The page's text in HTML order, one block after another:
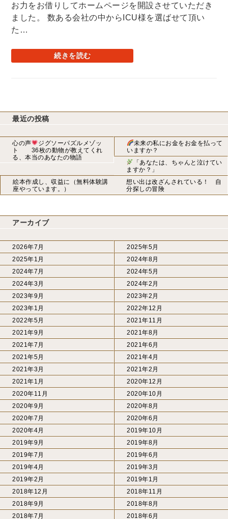
お力をお借りしてホームページを開設させていただき
ました。 数ある会社の中からICU様を選ばせて頂い
た…
続きを読む
最近の投稿
心の声
ジグソーパズルメゾッ
ト 36枚の動物が教えてくれ
る、本当のあなたの物語
未来の私にお金をお金を払って
いますか？
「あなたは、ちゃんと泣けてい
ますか？」
絵本作成し、収益に（無料体験講
座やっています。）
想い出は改ざんされている！ 自
分探しの冒険
アーカイブ
2026年7月
2025年5月
2025年1月
2024年8月
2024年7月
2024年5月
2024年3月
2024年2月
2023年9月
2023年2月
2023年1月
2022年12月
2022年5月
2021年11月
2021年9月
2021年8月
2021年7月
2021年6月
2021年5月
2021年4月
2021年3月
2021年2月
2021年1月
2020年12月
2020年11月
2020年10月
2020年9月
2020年8月
2020年7月
2020年6月
2020年4月
2019年10月
2019年9月
2019年8月
2019年7月
2019年6月
2019年4月
2019年3月
2019年2月
2019年1月
2018年12月
2018年11月
2018年9月
2018年8月
2018年7月
2018年6月